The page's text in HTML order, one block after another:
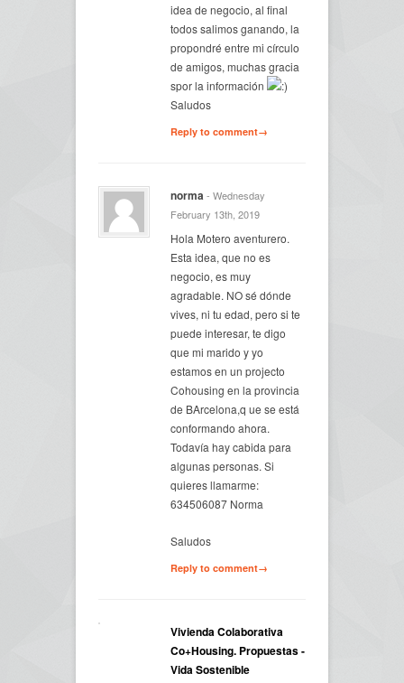
idea de negocio, al final
todos salimos ganando, la
propondré entre mi círculo
de amigos, muchas gracia
spor la información
Saludos
Reply to comment→
norma- Wednesday
February 13th, 2019
Hola Motero aventurero.
Esta idea, que no es
negocio, es muy
agradable. NO sé dónde
vives, ni tu edad, pero si te
puede interesar, te digo
que mi marido y yo
estamos en un projecto
Cohousing en la provincia
de BArcelona,q ue se está
conformando ahora.
Todavía hay cabida para
algunas personas. Si
quieres llamarme:
634506087 Norma
Saludos
Reply to comment→
Vivienda Colaborativa
Co+Housing. Propuestas -
Vida Sostenible